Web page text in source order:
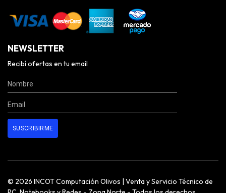
NEWSLETTER
Recibí ofertas en tu email
© 2026 INCOT Computación Olivos | Venta y Servicio Técnico de